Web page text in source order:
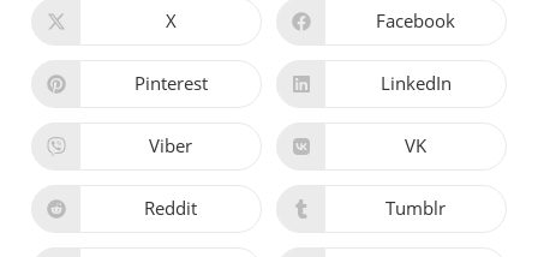
X Facebook
Pinterest LinkedIn
Viber VK
Reddit Tumblr